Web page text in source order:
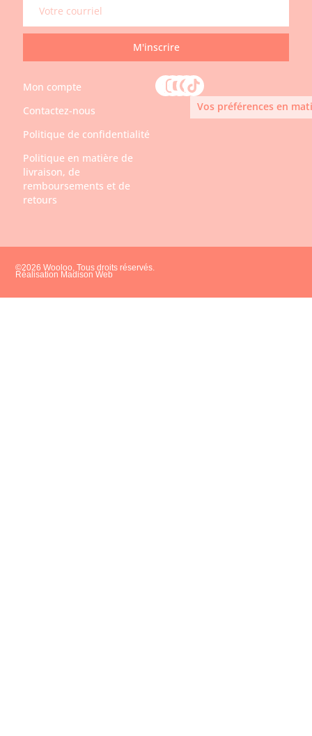
M'inscrire
Mon compte
Contactez-nous
Politique de confidentialité
Politique en matière de
livraison, de
remboursements et de
retours
Vos préférences en
©2026 Wooloo, Tous droits réservés.
Réalisation Madison Web